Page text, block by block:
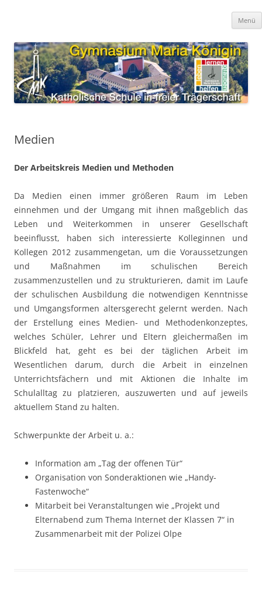
Menü
Medien
Der Arbeitskreis Medien und Methoden
Da Medien einen immer größeren Raum im Leben
einnehmen und der Umgang mit ihnen maßgeblich das
Leben und Weiterkommen in unserer Gesellschaft
beeinflusst, haben sich interessierte Kolleginnen und
Kollegen 2012 zusammengetan, um die Voraussetzungen
und Maßnahmen im schulischen Bereich
zusammenzustellen und zu strukturieren, damit im Laufe
der schulischen Ausbildung die notwendigen Kenntnisse
und Umgangsformen altersgerecht gelernt werden. Nach
der Erstellung eines Medien- und Methodenkonzeptes,
welches Schüler, Lehrer und Eltern gleichermaßen im
Blickfeld hat, geht es bei der täglichen Arbeit im
Wesentlichen darum, durch die Arbeit in einzelnen
Unterrichtsfächern und mit Aktionen die Inhalte im
Schulalltag zu platzieren, auszuwerten und auf jeweils
aktuellem Stand zu halten.
Schwerpunkte der Arbeit u. a.:
Information am „Tag der offenen Tür“
Organisation von Sonderaktionen wie „Handy-
Fastenwoche“
Mitarbeit bei Veranstaltungen wie „Projekt und
Elternabend zum Thema Internet der Klassen 7“ in
Zusammenarbeit mit der Polizei Olpe